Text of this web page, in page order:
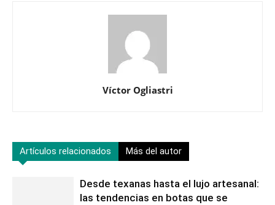
Víctor Ogliastri
Artículos relacionados Más del autor
Desde texanas hasta el lujo artesanal:
las tendencias en botas que se